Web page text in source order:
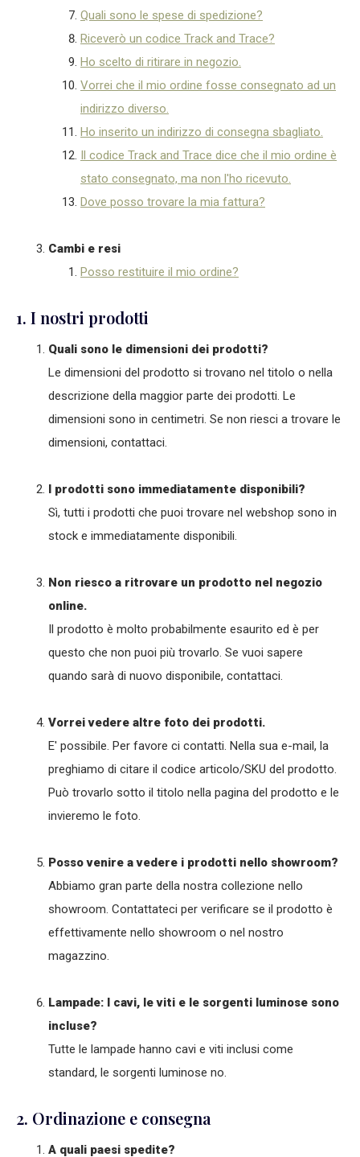
Quali sono le spese di spedizione?
Riceverò un codice Track and Trace?
Ho scelto di ritirare in negozio.
Vorrei che il mio ordine fosse consegnato ad un
indirizzo diverso.
Ho inserito un indirizzo di consegna sbagliato.
Il codice Track and Trace dice che il mio ordine è
stato consegnato, ma non l'ho ricevuto.
Dove posso trovare la mia fattura?
Cambi e resi
Posso restituire il mio ordine?
1. I nostri prodotti
Quali sono le dimensioni dei prodotti?
Le dimensioni del prodotto si trovano nel titolo o nella
descrizione della maggior parte dei prodotti. Le
dimensioni sono in centimetri. Se non riesci a trovare le
dimensioni, contattaci.
I prodotti sono immediatamente disponibili?
Sì, tutti i prodotti che puoi trovare nel webshop sono in
stock e immediatamente disponibili.
Non riesco a ritrovare un prodotto nel negozio
online.
Il prodotto è molto probabilmente esaurito ed è per
questo che non puoi più trovarlo. Se vuoi sapere
quando sarà di nuovo disponibile, contattaci.
Vorrei vedere altre foto dei prodotti.
E' possibile. Per favore ci contatti. Nella sua e-mail, la
preghiamo di citare il codice articolo/SKU del prodotto.
Può trovarlo sotto il titolo nella pagina del prodotto e le
invieremo le foto.
Posso venire a vedere i prodotti nello showroom?
Abbiamo gran parte della nostra collezione nello
showroom. Contattateci per verificare se il prodotto è
effettivamente nello showroom o nel nostro
magazzino.
Lampade: I cavi, le viti e le sorgenti luminose sono
incluse?
Tutte le lampade hanno cavi e viti inclusi come
standard, le sorgenti luminose no.
2. Ordinazione e consegna
A quali paesi spedite?